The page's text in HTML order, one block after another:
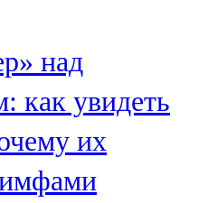
над
как увидеть
их